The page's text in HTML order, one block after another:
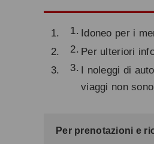
Idoneo per i
Per ulteriori
I noleggi di
viaggi non
Per prenotazioni e